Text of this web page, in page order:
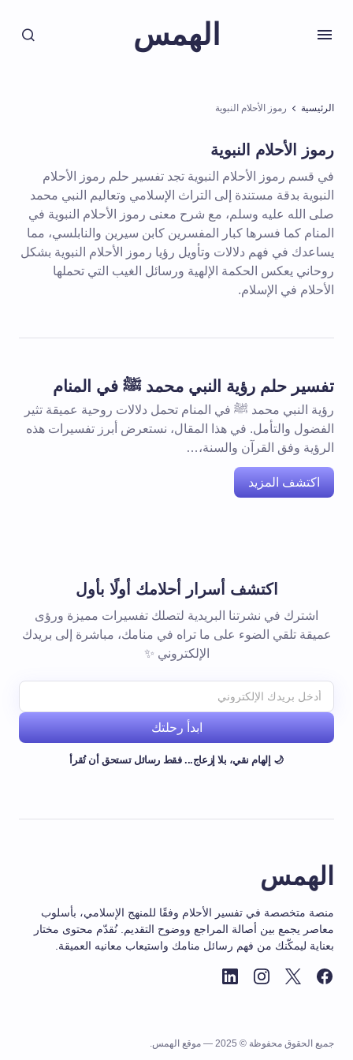
الهمس
الرئيسية رموز الأحلام النبوية
رموز الأحلام النبوية
في قسم رموز الأحلام النبوية تجد تفسير حلم رموز الأحلام
النبوية بدقة مستندة إلى التراث الإسلامي وتعاليم النبي محمد
صلى الله عليه وسلم، مع شرح معنى رموز الأحلام النبوية في
المنام كما فسرها كبار المفسرين كابن سيرين والنابلسي، مما
يساعدك في فهم دلالات وتأويل رؤيا رموز الأحلام النبوية بشكل
روحاني يعكس الحكمة الإلهية ورسائل الغيب التي تحملها
الأحلام في الإسلام.
تفسير حلم رؤية النبي محمد ﷺ في المنام
رؤية النبي محمد ﷺ في المنام تحمل دلالات روحية عميقة تثير
الفضول والتأمل. في هذا المقال، نستعرض أبرز تفسيرات هذه
الرؤية وفق القرآن والسنة،…
اكتشف المزيد
اكتشف أسرار أحلامك أولًا بأول
اشترك في نشرتنا البريدية لتصلك تفسيرات مميزة ورؤى
عميقة تلقي الضوء على ما تراه في منامك، مباشرة إلى بريدك
الإلكتروني ✨
ابدأ رحلتك
🌙 إلهام نقي، بلا إزعاج... فقط رسائل تستحق أن تُقرأ
الهمس
منصة متخصصة في تفسير الأحلام وفقًا للمنهج الإسلامي، بأسلوب
معاصر يجمع بين أصالة المراجع ووضوح التقديم. نُقدّم محتوى مختار
بعناية ليمكّنك من فهم رسائل منامك واستيعاب معانيه العميقة.
جميع الحقوق محفوظة © 2025 — موقع الهمس.